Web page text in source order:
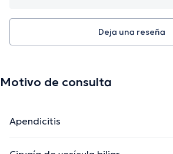
Deja una reseña
Motivo de consulta
Apendicitis